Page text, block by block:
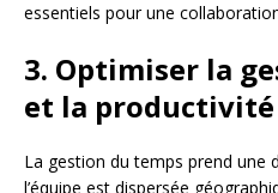
essentiels pour une
3. Optimiser la
et la productivité
La gestion du temps prend une
l’équipe est dispersée